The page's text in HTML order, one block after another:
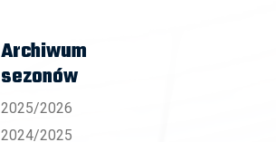
Archiwum
sezonów
2025/2026
2024/2025